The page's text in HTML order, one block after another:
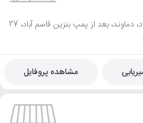
تهران، منطقه 13، محله قاسم آباد، دماوند، بعد از پمپ بنزین قاسم آباد، 27
مشاهده پروفایل